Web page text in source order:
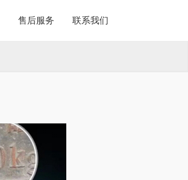
售后服务 联系我们